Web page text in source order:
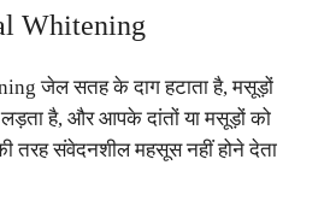
Whitening
जेल सतह के दाग हटाता है, मसूड़ों
लड़ता है, और आपके दांतों या मसूड़ों को
तरह संवेदनशील महसूस नहीं होने देता